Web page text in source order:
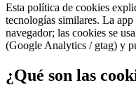
Esta política de cookies
tecnologías similares. La
navegador; las cookies se
(Google Analytics / gtag) y
¿Qué son las